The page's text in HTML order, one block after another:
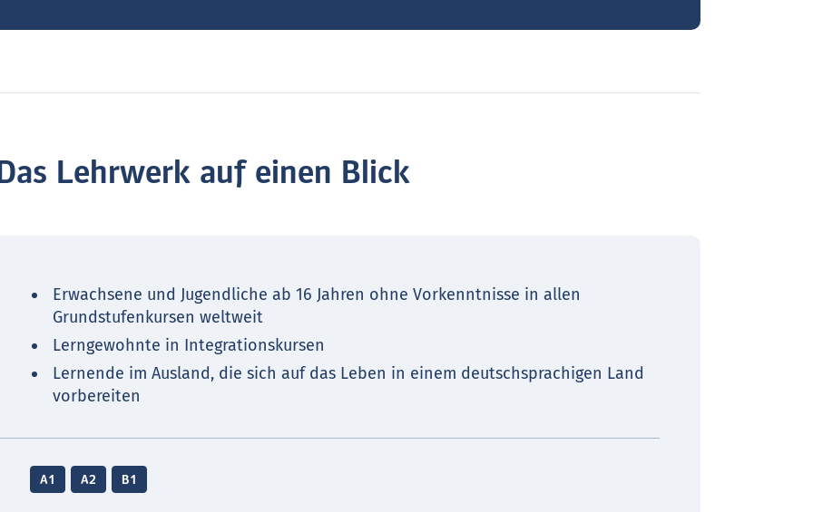
Das Lehrwerk auf einen Blick
Erwachsene und Jugendliche ab 16 Jahren ohne Vorkenntnisse in allen
Grundstufenkursen weltweit
Lerngewohnte in Integrationskursen
Lernende im Ausland, die sich auf das Leben in einem deutschsprachigen Land
vorbereiten
A1 A2 B1